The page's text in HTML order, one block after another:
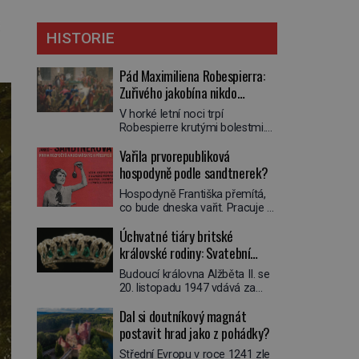
HISTORIE
Pád Maximiliena Robespierra:
Zuřivého jakobína nikdo
nelitoval?
V horké letní noci trpí
Robespierre krutými bolestmi.
víří kolotoč myšlenek. Když se
probere z mdlob, vzpomene si
na jednu z pařížských
jasnovidek, kterou před lety
navštívil. Prorokovala mu
vysmál. „Robespierre to
dotáhne hodně daleko,“
prohlásil o něm jiný významný
francouzský revolucionář,
Honoré de Mirabeau […]
Vařila prvorepubliková
hospodyně podle sandtnerek?
Hospodyně Františka přemítá,
co bude dneska vařit. Pracuje v
mlsný jazýček. Zalistuje proto
rychle v jedné ze „sandtnerek“.
„Zaplaťpánbůh, že už
nemusíme chodit s lístky,“
povzdechne si směrem ke
ruce. Ještě v prvních letech
nové republiky fungoval kvůli
nedostatku zboží přídělový
Úchvatné tiáry britské
královské rodiny: Svatební
klenot Alžbětě II. praskl
Budoucí královna Alžběta II. se
20. listopadu 1947 vdává za
Mountbattena. Aby měla na
obřad ve Westminsteru podle
tradice „něco vypůjčeného“, její
Dal si doutníkový magnát
postavit hrad jako z pohádky?
Střední Evropu v roce 1241 zle